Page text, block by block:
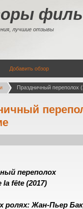
лучшие отзывы
Добавить обзор
переполох
la fête (2017)
ролях: Жан-Пьер